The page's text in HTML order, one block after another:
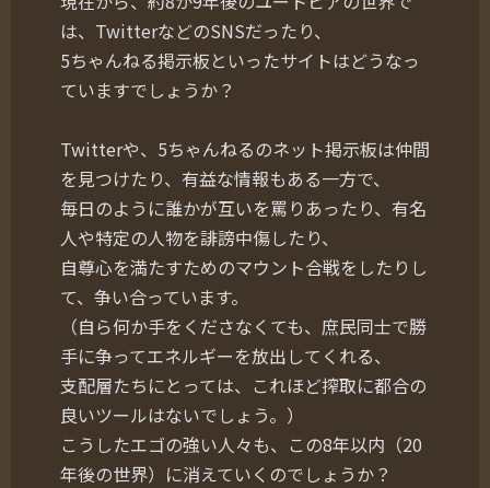
は、TwitterなどのSNSだったり、
5ちゃんねる掲示板といったサイトはどうなっ
ていますでしょうか？
Twitterや、5ちゃんねるのネット掲示板は仲間
を見つけたり、有益な情報もある一方で、
毎日のように誰かが互いを罵りあったり、有名
人や特定の人物を誹謗中傷したり、
自尊心を満たすためのマウント合戦をしたりし
て、争い合っています。
（自ら何か手をくださなくても、庶民同士で勝
手に争ってエネルギーを放出してくれる、
支配層たちにとっては、これほど搾取に都合の
良いツールはないでしょう。）
こうしたエゴの強い人々も、この8年以内（20
年後の世界）に消えていくのでしょうか？